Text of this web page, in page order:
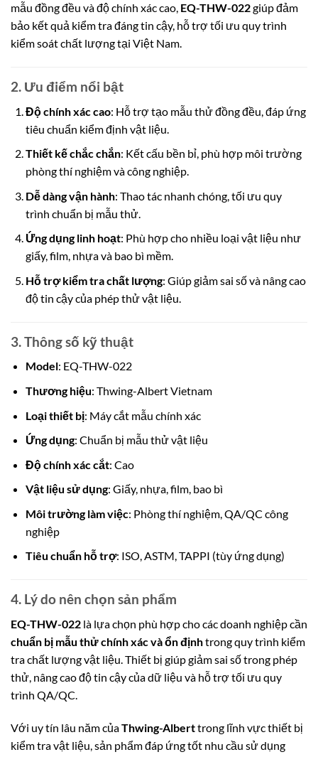
mẫu đồng đều và độ chính xác cao, EQ-THW-022giúp đảm
bảo kết quả kiểm tra đáng tin cậy, hỗ trợ tối ưu quy trình
kiểm soát chất lượngtại Việt Nam.
2. Ưu điểm nổi bật
Độ chính xác cao: Hỗ trợ tạo mẫu thử đồng đều, đáp ứng
tiêu chuẩn kiểm định vật liệu.
Thiết kế chắc chắn: Kết cấu bền bỉ, phù hợp môi trường
phòng thí nghiệm và công nghiệp.
Dễ dàng vận hành: Thao tác nhanh chóng, tối ưu quy
trình chuẩn bị mẫu thử.
Ứng dụng linh hoạt: Phù hợp cho nhiều loại vật liệu như
giấy, film, nhựa và bao bì mềm.
Hỗ trợ kiểm tra chất lượng: Giúp giảm sai số và nâng cao
độ tin cậy của phép thử vật liệu.
3. Thông số kỹ thuật
Model: EQ-THW-022
Thương hiệu: Thwing-Albert Vietnam
Loại thiết bị: Máy cắt mẫu chính xác
Ứng dụng: Chuẩn bị mẫu thử vật liệu
Độ chính xác cắt: Cao
Vật liệu sử dụng: Giấy, nhựa, film, bao bì
Môi trường làm việc: Phòng thí nghiệm, QA/QC công
nghiệp
Tiêu chuẩn hỗ trợ: ISO, ASTM, TAPPI (tùy ứng dụng)
4. Lý do nên chọn sản phẩm
EQ-THW-022 là lựa chọn phù hợp cho các doanh nghiệp cần
chuẩn bị mẫu thử chính xác và ổn địnhtrong quy trình kiểm
tra chất lượng vật liệu. Thiết bị giúp giảm sai số trong phép
thử, nâng cao độ tin cậy của dữ liệu và hỗ trợ tối ưu quy
trình QA/QC.
Với uy tín lâu năm củaThwing-Alberttrong lĩnh vực thiết bị
kiểm tra vật liệu, sản phẩm đáp ứng tốt nhu cầu sử dụng